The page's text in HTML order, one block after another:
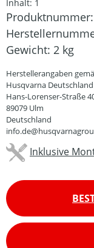
Inhalt: 1
Produktnummer:
Gewicht: 2 kg
Herstellerangaben
Husqvarna
Hans-Lorenser-Straße
89079 Ulm
Deutschland
Inklusive